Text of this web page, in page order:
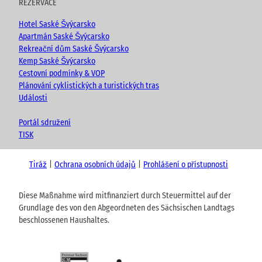
REZERVACE
Hotel Saské Švýcarsko
Apartmán Saské Švýcarsko
Rekreační dům Saské Švýcarsko
Kemp Saské Švýcarsko
Cestovní podmínky & VOP
Plánování cyklistických a turistických tras
Události
Portál sdružení
TISK
Tiráž Ochrana osobních údajů Prohlášení o přístupnosti
Diese Maßnahme wird mitfinanziert durch Steuermittel auf der
Grundlage des von den Abgeordneten des Sächsischen Landtags
beschlossenen Haushaltes.